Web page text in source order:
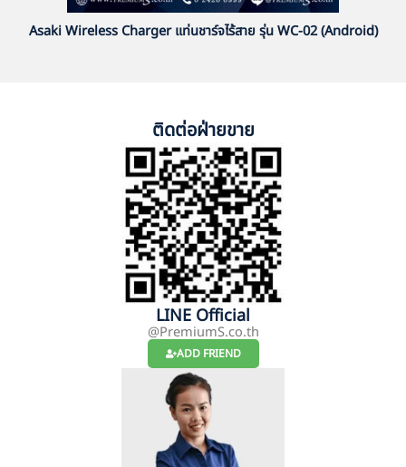
Asaki Wireless Charger แท่นชาร์จไร้สาย รุ่น WC-02 (Android)
ติดต่อฝ่ายขาย
LINE Official
@PremiumS.co.th
ADD FRIEND